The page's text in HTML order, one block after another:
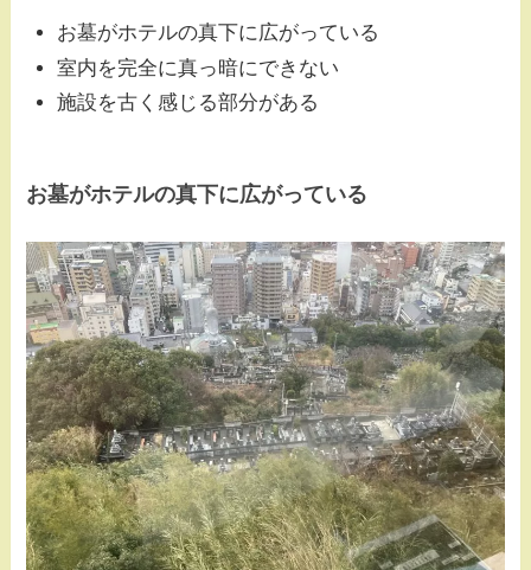
お墓がホテルの真下に広がっている
室内を完全に真っ暗にできない
施設を古く感じる部分がある
お墓がホテルの真下に広がっている